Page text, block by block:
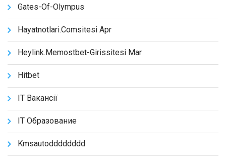
Gates-Of-Olympus
Hayatnotlari.comsitesi Apr
Heylink.memostbet-Girissitesi Mar
Hitbet
IT Вакансії
IT Образование
Kmsautodddddddd